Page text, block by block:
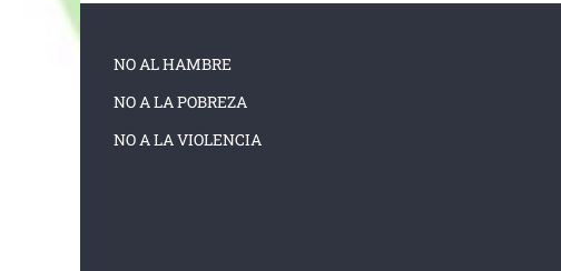
NO AL HAMBRE
NO A LA POBREZA
NO A LA VIOLENCIA